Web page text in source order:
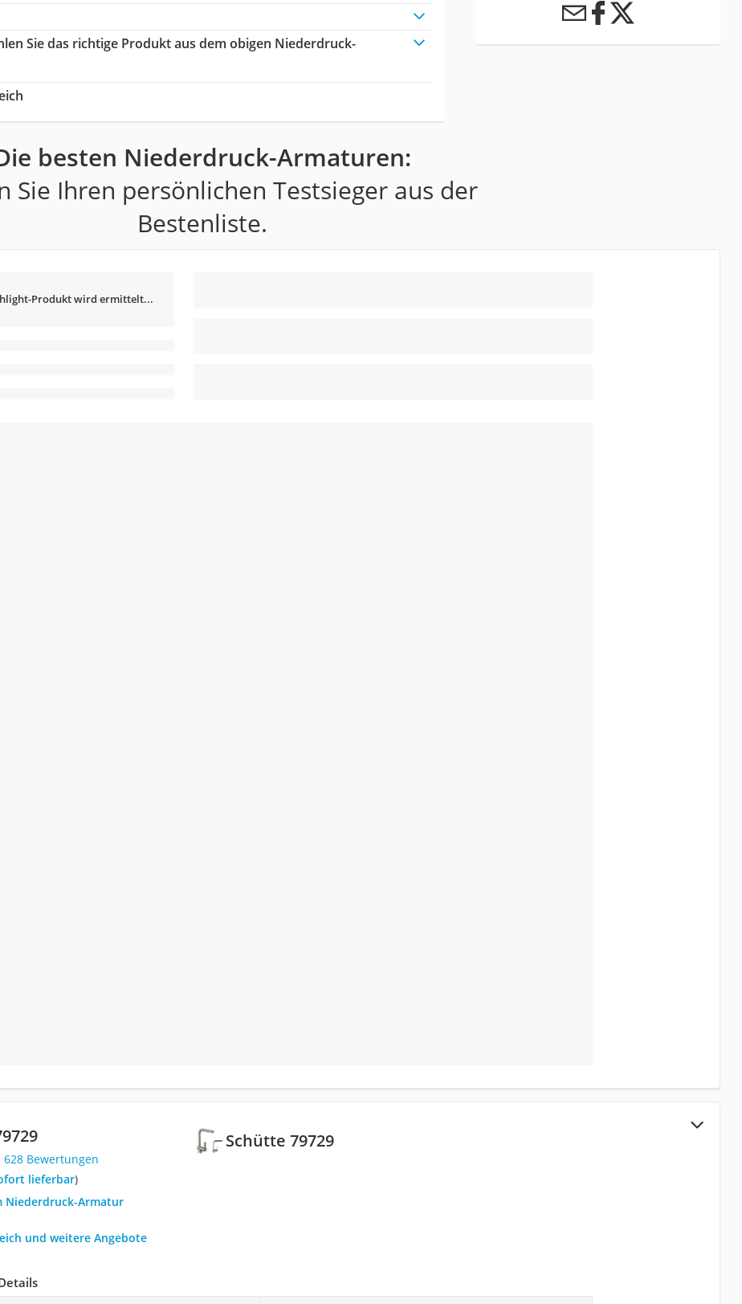
Sie das richtige Produkt aus dem obigen Niederdruck-
besten Niederdruck-Armaturen:
Sie Ihren persönlichen Testsieger aus der
Bestenliste.
Produkt wird ermittelt...
Schütte 79729
628 Bewertungen
lieferbar)
Niederdruck-Armatur
und weitere Angebote